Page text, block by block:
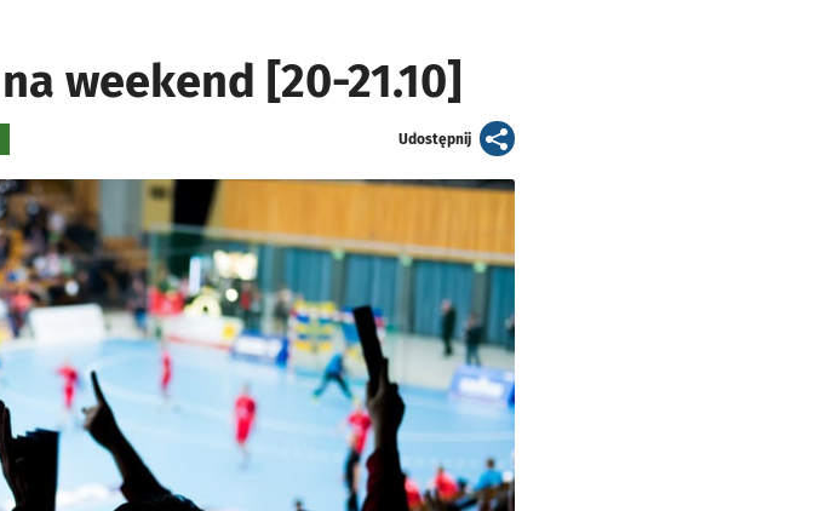
weekend [20-21.10]
Udostępnijartykuł